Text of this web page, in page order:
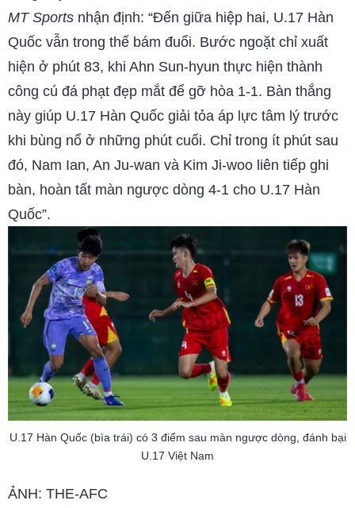
MT Sports nhận định: “Đến giữa hiệp hai, U.17 Hàn
Quốc vẫn trong thế bám đuổi. Bước ngoặt chỉ xuất
hiện ở phút 83, khi Ahn Sun-hyun thực hiện thành
công cú đá phạt đẹp mắt để gỡ hòa 1-1. Bàn thắng
này giúp U.17 Hàn Quốc giải tỏa áp lực tâm lý trước
khi bùng nổ ở những phút cuối. Chỉ trong ít phút sau
đó, Nam Ian, An Ju-wan và Kim Ji-woo liên tiếp ghi
bàn, hoàn tất màn ngược dòng 4-1 cho U.17 Hàn
Quốc”.
U.17 Hàn Quốc (bìa trái) có 3 điểm sau màn ngược dòng, đánh bại
U.17 Việt Nam
ẢNH: THE-AFC